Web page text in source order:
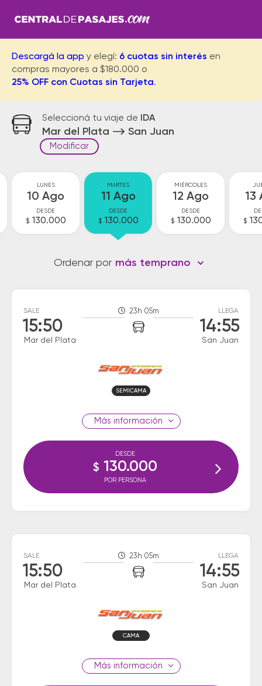
Descargá la app y elegí: 6 cuotas sin interés en
compras mayores a $180.000 o
25% OFF con Cuotas sin Tarjeta.
Seleccioná tu viaje de IDA
Mar del Plata San Juan
Modificar
LUNES
10 Ago
DESDE
$ 130.000
MARTES
11 Ago
DESDE
$ 130.000
MIÉRCOLES
12 Ago
DESDE
$ 130.000
13
$
Ordenar por más temprano
SALE
15:50
Mar del Plata
23h 05m LLEGA
14:55
San Juan
SEMICAMA
información
DESDE
$ 130.000
POR PERSONA
SALE
15:50
Mar del Plata
23h 05m LLEGA
14:55
San Juan
CAMA
información